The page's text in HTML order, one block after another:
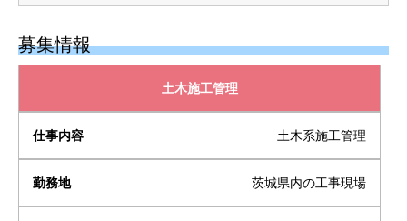
募集情報
土木施工管理
土木系施工管理
茨城県内の工事現場